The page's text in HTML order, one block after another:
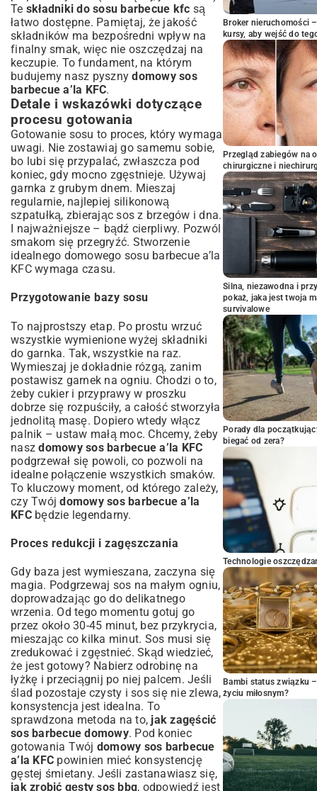
Te składniki do sosu barbecue kfc są
łatwo dostępne. Pamiętaj, że jakość
składników ma bezpośredni wpływ na
finalny smak, więc nie oszczędzaj na
keczupie. To fundament, na którym
budujemy nasz pysznydomowy sos
barbecue a’la KFC.
Detale i wskazówki dotyczące
procesu gotowania
Gotowanie sosu to proces, który wymaga
uwagi. Nie zostawiaj go samemu sobie,
bo lubi się przypalać, zwłaszcza pod
koniec, gdy mocno zgęstnieje. Używaj
garnka z grubym dnem. Mieszaj
regularnie, najlepiej silikonową
szpatułką, zbierając sos z brzegów i dna.
I najważniejsze – bądź cierpliwy. Pozwól
smakom się przegryźć. Stworzenie
idealnego domowego sosu barbecue a’la
KFC wymaga czasu.
Przygotowanie bazy sosu
To najprostszy etap. Po prostu wrzuć
wszystkie wymienione wyżej składniki
do garnka. Tak, wszystkie na raz.
Wymieszaj je dokładnie rózgą, zanim
postawisz garnek na ogniu. Chodzi o to,
żeby cukier i przyprawy w proszku
dobrze się rozpuściły, a całość stworzyła
jednolitą masę. Dopiero wtedy włącz
palnik – ustaw małą moc. Chcemy, żeby
naszdomowy sos barbecue a’la KFC
podgrzewał się powoli, co pozwoli na
idealne połączenie wszystkich smaków.
To kluczowy moment, od którego zależy,
czy Twójdomowy sos barbecue a’la
KFCbędzie legendarny.
Proces redukcji i zagęszczania
Gdy baza jest wymieszana, zaczyna się
magia. Podgrzewaj sos na małym ogniu,
doprowadzając go do delikatnego
wrzenia. Od tego momentu gotuj go
przez około 30-45 minut, bez przykrycia,
mieszając co kilka minut. Sos musi się
zredukować i zgęstnieć. Skąd wiedzieć,
że jest gotowy? Nabierz odrobinę na
łyżkę i przeciągnij po niej palcem. Jeśli
ślad pozostaje czysty i sos się nie zlewa,
konsystencja jest idealna. To
sprawdzona metoda na to, jak zagęścić
sos barbecue domowy. Pod koniec
gotowania Twój domowy sos barbecue
a’la KFC powinien mieć konsystencję
gęstej śmietany. Jeśli zastanawiasz się,
jak zrobić gęsty sos bbq, odpowiedź jest
Broker nieruchomości
kursy, aby wejść do
Przegląd zabiegów na
chirurgiczne i
Silna, niezawodna i
pokaż, jaka jest twoja
survivalowe
Porady dla
biegać od zera?
Technologie
Bambi status związku
życiu miłosnym?